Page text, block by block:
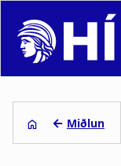
p
← Miðlun